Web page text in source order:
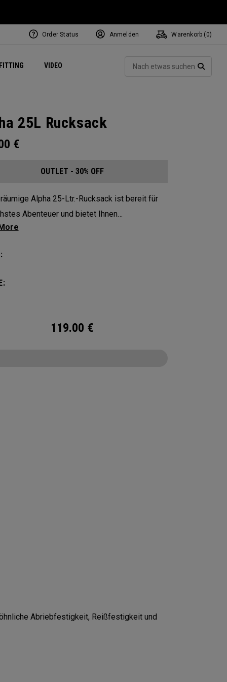
VIDEO Exclusive Mavrik Complete Sets
Exklusiv - Golfbälle
Women's Golf Balls
Exklusiv - Zubehör
Regional Performance Centers
Order Status Anmelden Warenkorb ( 0)
25L Rucksack
€
OUTLET - 30% OFF
Alpha 25-Ltr.-Rucksack ist bereit für
Abenteuer und bietet Ihnen
Stauraum, ohne Kompromisse beim
Hauptfach, zwei Fächer für Trinkflaschen
119.00 €
Abriebfestigkeit, Reißfestigkeit und